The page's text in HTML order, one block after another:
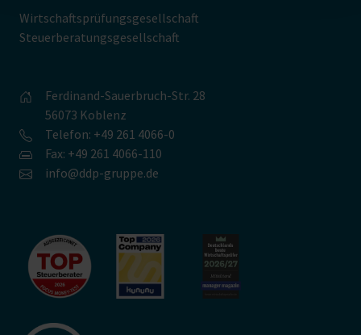
Wirtschaftsprüfungsgesellschaft
Steuerberatungsgesellschaft
Ferdinand-Sauerbruch-Str. 28
56073 Koblenz
Telefon: +49 261 4066-0
Fax: +49 261 4066-110
info@ddp-gruppe.de